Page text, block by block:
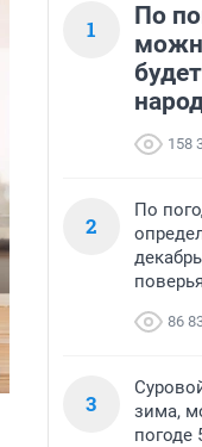
1
По
158
2
По
поверья
86
3
зима,
погоде